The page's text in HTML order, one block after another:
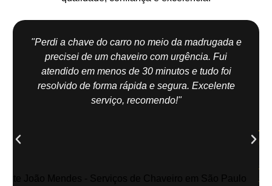
"Perdi a chave do carro no meio da madrugada e
precisei de um chaveiro com urgência. Fui
atendido em menos de 30 minutos e tudo foi
resolvido de forma rápida e segura. Excelente
serviço, recomendo!"